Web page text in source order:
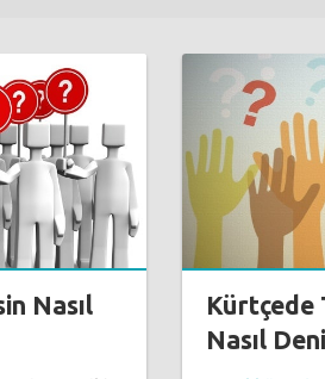
Nasıl
Kürtçede
Nasıl